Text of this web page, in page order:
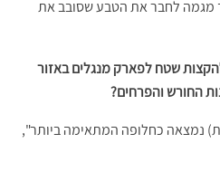
מגמה לחבר את הטבע שסובב את
שטח לפארק מנגלים באזור
החורש והפרחים?
נמצאה כחלופה המתאימה ביותר",